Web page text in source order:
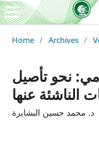
Home / Archives /
نحو تأصيل
الناشئة عنها
د. محمد حسين البشايرة